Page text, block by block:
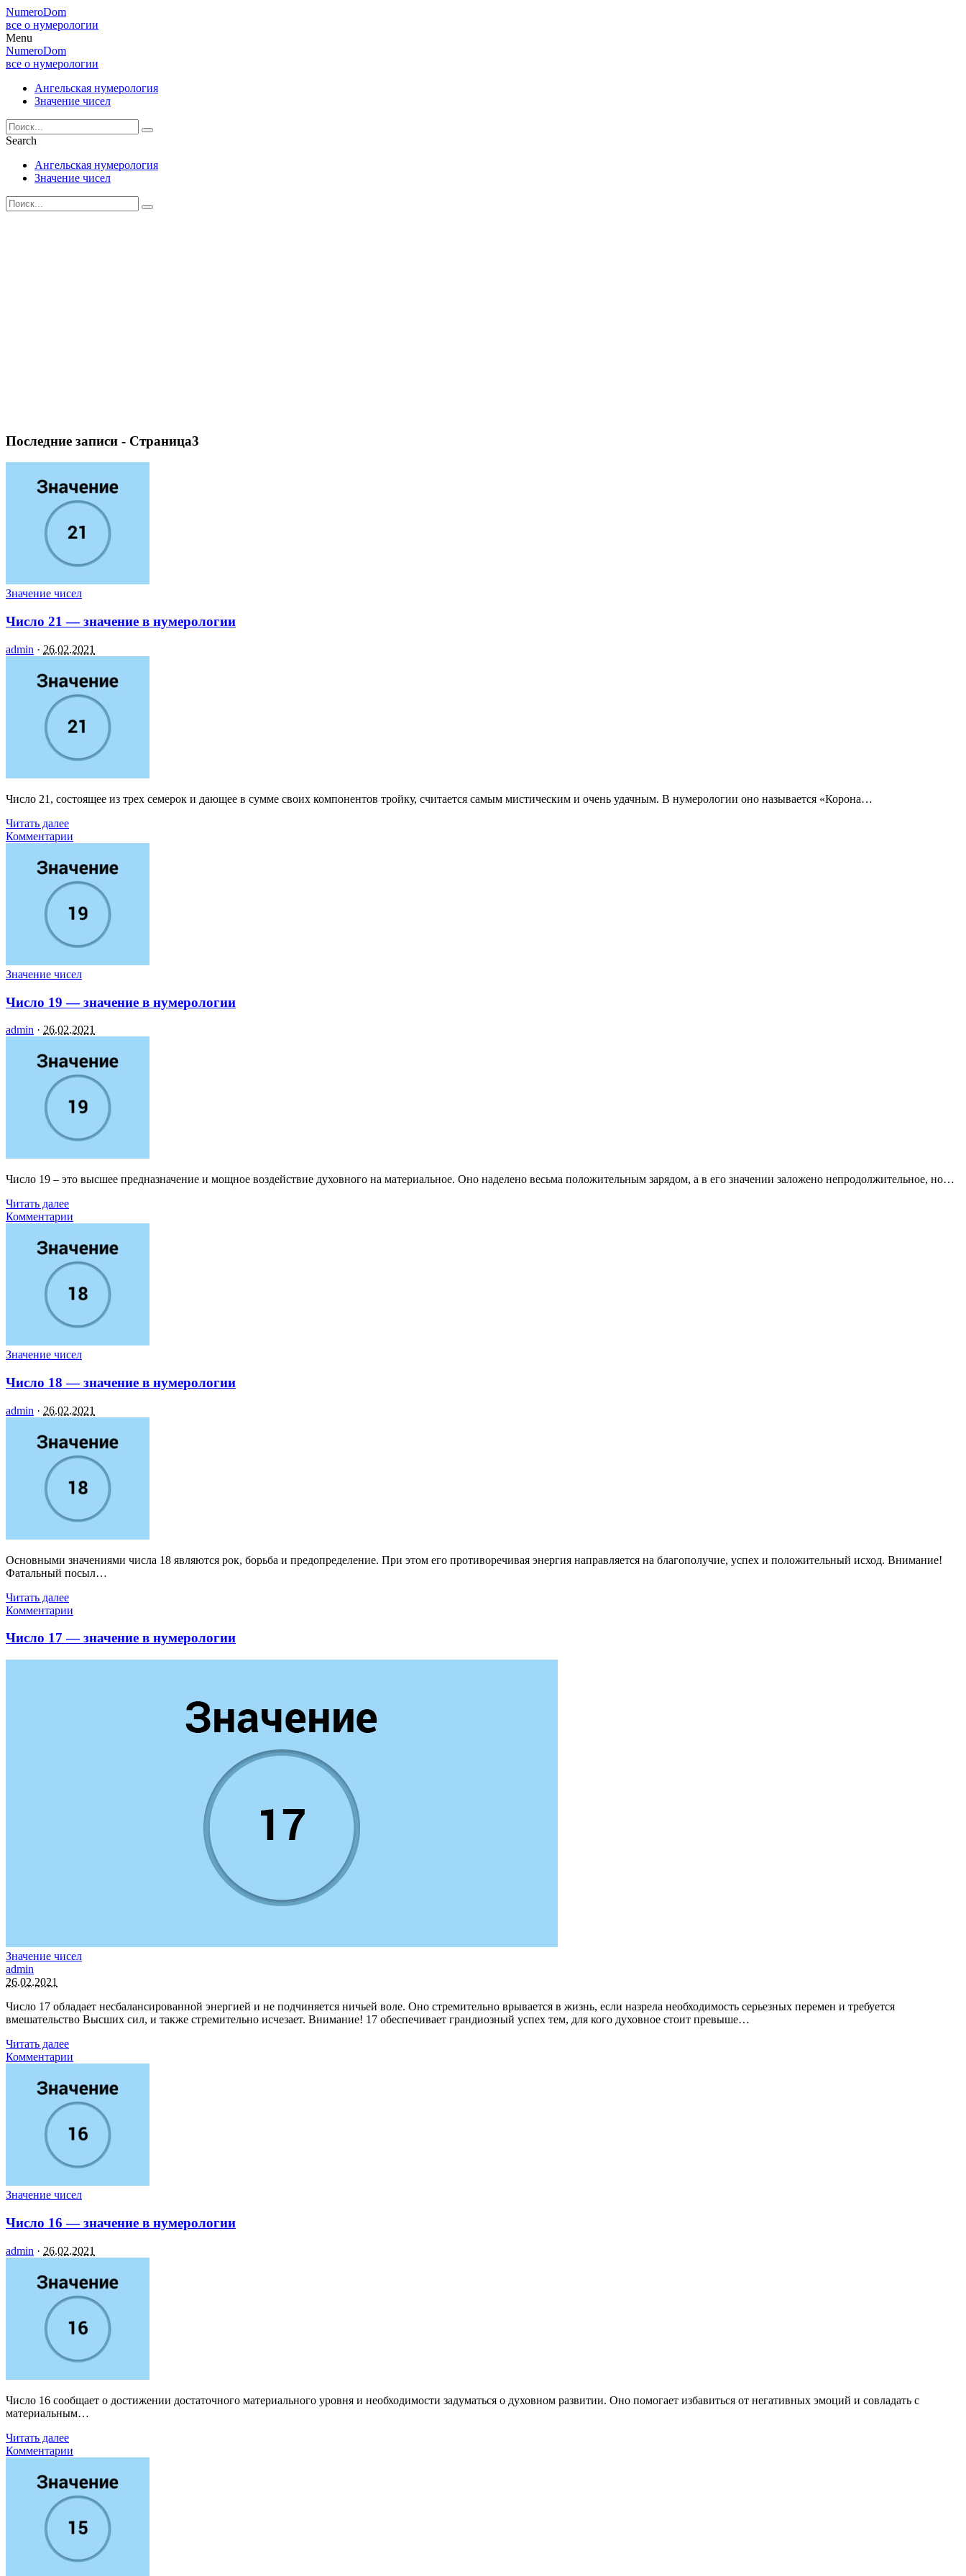
NumeroDom
все о нумерологии
Menu
NumeroDom
все о нумерологии
Ангельская нумерология
Значение чисел
Search
Ангельская нумерология
Значение чисел
Последние записи - Страница3
Значение чисел
Число 21 — значение в нумерологии
admin · 26.02.2021
Число 21, состоящее из трех семерок и дающее в сумме своих компонентов тройку, считается самым мистическим и очень удачным. В нумерологии оно называется «Корона…
Читать далее
Комментарии
Значение чисел
Число 19 — значение в нумерологии
admin · 26.02.2021
Число 19 – это высшее предназначение и мощное воздействие духовного на материальное. Оно наделено весьма положительным зарядом, а в его значении заложено непродолжительное, но…
Читать далее
Комментарии
Значение чисел
Число 18 — значение в нумерологии
admin · 26.02.2021
Основными значениями числа 18 являются рок, борьба и предопределение. При этом его противоречивая энергия направляется на благополучие, успех и положительный исход. Внимание!
Фатальный посыл…
Читать далее
Комментарии
Число 17 — значение в нумерологии
Значение чисел
admin
26.02.2021
Число 17 обладает несбалансированной энергией и не подчиняется ничьей воле. Оно стремительно врывается в жизнь, если назрела необходимость серьезных перемен и требуется
вмешательство Высших сил, и также стремительно исчезает. Внимание! 17 обеспечивает грандиозный успех тем, для кого духовное стоит превыше…
Читать далее
Комментарии
Значение чисел
Число 16 — значение в нумерологии
admin · 26.02.2021
Число 16 сообщает о достижении достаточного материального уровня и необходимости задуматься о духовном развитии. Оно помогает избавиться от негативных эмоций и совладать с
материальным…
Читать далее
Комментарии